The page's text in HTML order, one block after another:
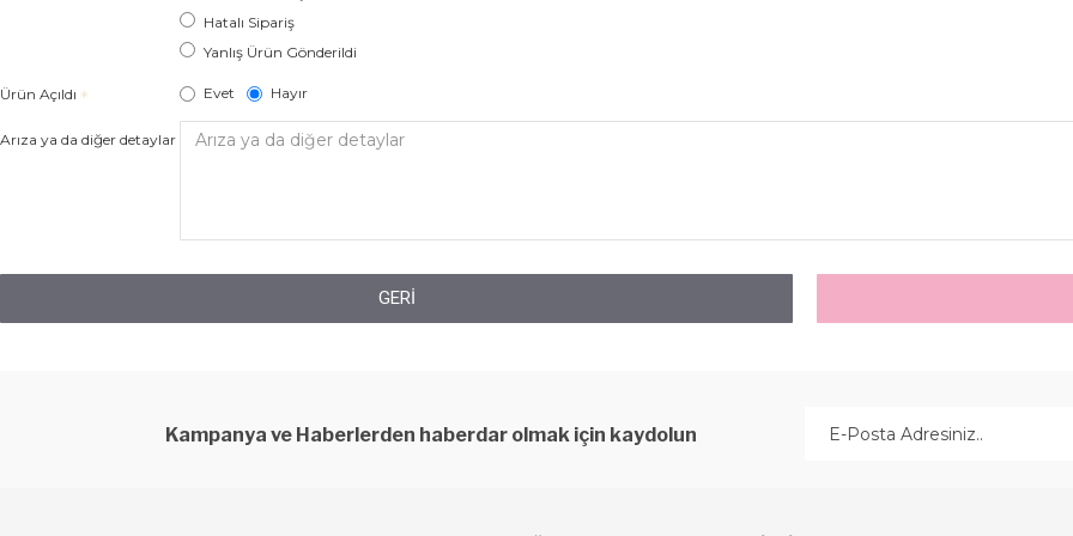
Hatalı Sipariş
Yanlış Ürün Gönderildi
Ürün Açıldı Evet Hayır
Arıza ya da diğer detaylar
GERI
Kampanya ve Haberlerden haberdar olmak için kaydolun